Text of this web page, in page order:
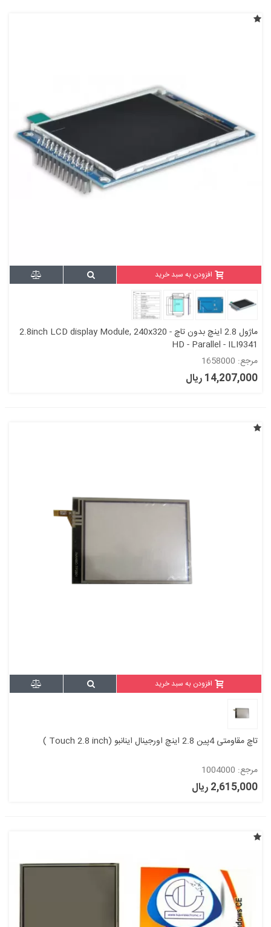
افزودن به سبد خرید
ماژول 2.8 اینچ بدون تاچ 2.8inch LCD display Module, 240x320 -
HD - Parallel - ILI9341
مرجع: 1658000
14,207,000 ریال
افزودن به سبد خرید
تاچ مقاومتی 4پین 2.8 اینچ اورجینال اینانبو (Touch 2.8 inch )
مرجع: 1004000
2,615,000 ریال